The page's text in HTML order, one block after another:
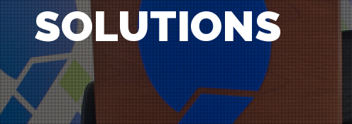
SOLUTIONS